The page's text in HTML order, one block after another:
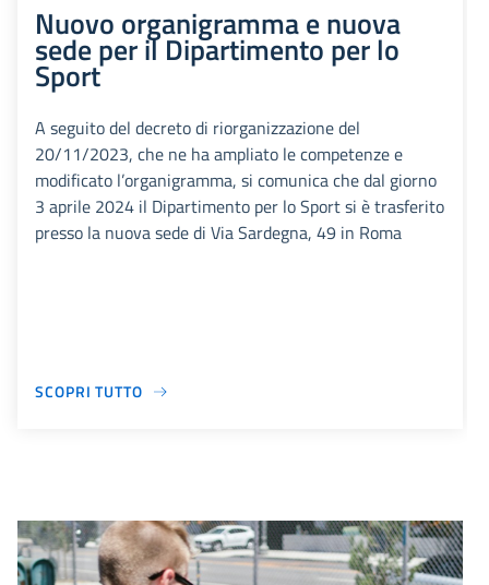
Nuovo organigramma e nuova
sede per il Dipartimento per lo
Sport
A seguito del decreto di riorganizzazione del
20/11/2023, che ne ha ampliato le competenze e
modificato l’organigramma, si comunica che dal giorno
3 aprile 2024 il Dipartimento per lo Sport si è trasferito
presso la nuova sede di Via Sardegna, 49 in Roma
SCOPRI TUTTO